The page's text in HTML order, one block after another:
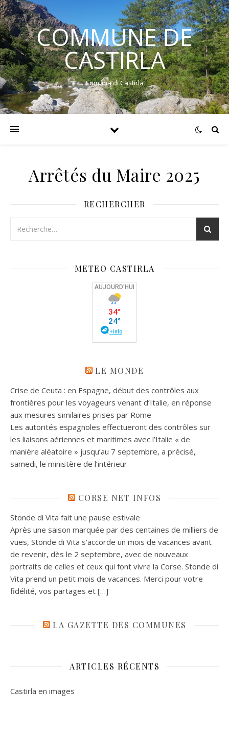
COMMUNE DE
CASTIRLA
Cumuna di Castirla
Arrêtés du Maire 2025
RECHERCHER
METEO CASTIRLA
LE MONDE
Crise de Ceuta : en Espagne, début des contrôles aux
frontières pour les voyageurs venant d’Italie, en réponse
aux mesures similaires prises par Rome
Les autorités espagnoles effectueront des contrôles sur
les liaisons aériennes et maritimes avec l’Italie « de
manière aléatoire » jusqu’au 7 septembre, a précisé,
samedi, le ministère de l’intérieur.
CORSE NET INFOS
Stonde di Vita fait une pause estivale
Après une saison marquée par des centaines de milliers de
vues, Stonde di Vita s'accorde un mois de vacances avant
de revenir, dès le 2 septembre, avec de nouveaux
portraits de celles et ceux qui font vivre la Corse. Stonde di
Vita prend un petit mois de vacances. Merci pour votre
fidélité, vos partages et […]
LA GAZETTE DES COMMUNES
ARTICLES RÉCENTS
Castirla en images